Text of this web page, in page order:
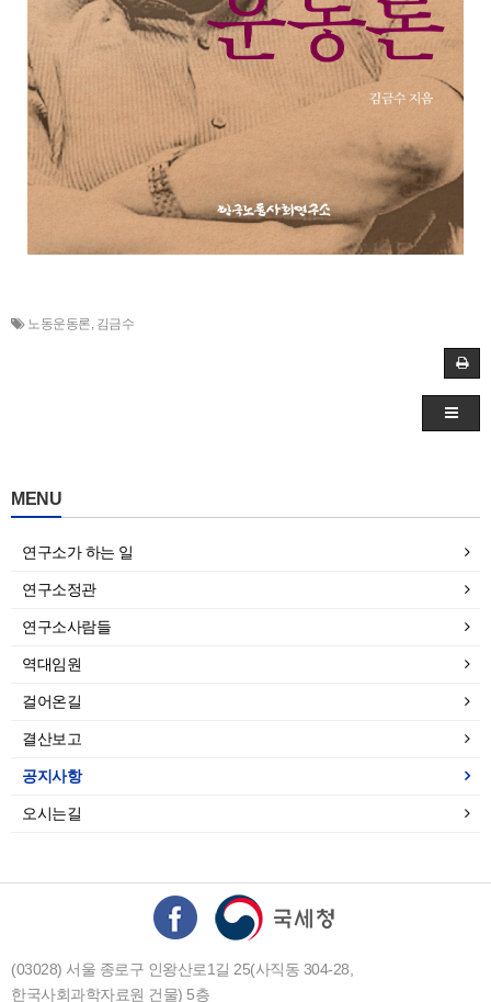
노동운동론, 김금수
MENU
연구소가 하는 일
연구소정관
연구소사람들
역대임원
걸어온길
결산보고
공지사항
오시는길
(03028) 서울 종로구 인왕산로1길 25(사직동 304-28,
한국사회과학자료원 건물) 5층